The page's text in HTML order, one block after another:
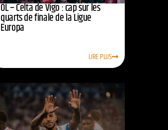
OL – Celta de Vigo : cap sur les
quarts de finale de la Ligue
Europa
LIRE PLUS